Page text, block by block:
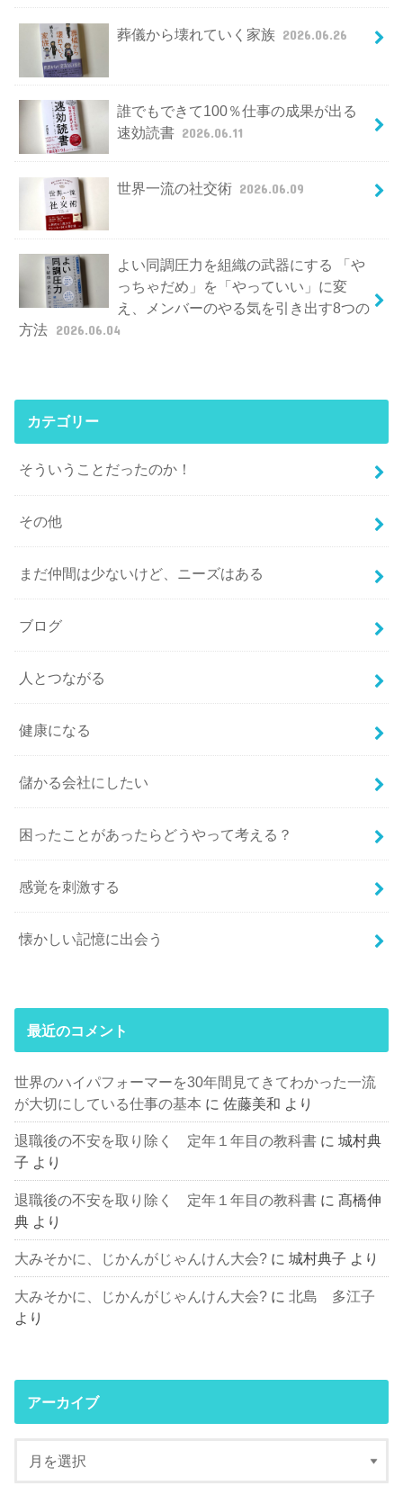
葬儀から壊れていく家族 2026.06.26
誰でもできて100％仕事の成果が出る
速効読書 2026.06.11
世界一流の社交術 2026.06.09
よい同調圧力を組織の武器にする 「や
っちゃだめ」を「やっていい」に変
え、メンバーのやる気を引き出す8つの
方法 2026.06.04
カテゴリー
そういうことだったのか！
その他
まだ仲間は少ないけど、ニーズはある
ブログ
人とつながる
健康になる
儲かる会社にしたい
困ったことがあったらどうやって考える？
感覚を刺激する
懐かしい記憶に出会う
最近のコメント
世界のハイパフォーマーを30年間見てきてわかった一流
が大切にしている仕事の基本 に佐藤美和 より
退職後の不安を取り除く 定年１年目の教科書 に城村典
子 より
退職後の不安を取り除く 定年１年目の教科書 に髙橋伸
典 より
大みそかに、じかんがじゃんけん大会? に城村典子 より
大みそかに、じかんがじゃんけん大会? に北島 多江子
より
アーカイブ